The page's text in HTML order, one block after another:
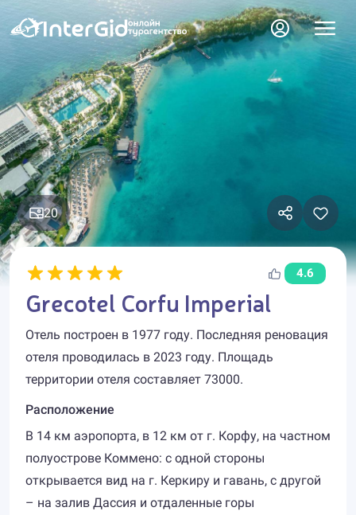
20
4.6
Grecotel Corfu Imperial
Отель построен в 1977 году. Последняя реновация
отеля проводилась в 2023 году. Площадь
территории отеля составляет 73000.
Расположение
В 14 км аэропорта, в 12 км от г. Корфу, на частном
полуострове Коммено: с одной стороны
открывается вид на г. Керкиру и гавань, с другой
– на залив Дассия и отдаленные горы